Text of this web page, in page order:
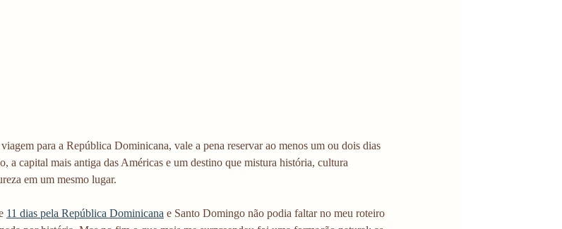
para a República Dominicana, vale a pena reservar ao menos um ou dois dias
a capital mais antiga das Américas e um destino que mistura história, cultura
em um mesmo lugar.
11 dias pela República Dominicana e Santo Domingo não podia faltar no meu roteiro